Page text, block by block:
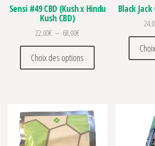
Sensi #49 CBD (Kush x Hindu
Kush CBD)
22,00€ – 68,00€Plage de prix : 22,00€ à 68,00€
Choix des options
Ce produit a
Black